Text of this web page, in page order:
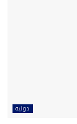
دولية